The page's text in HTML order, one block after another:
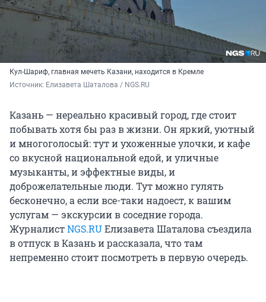
Кул-Шариф, главная мечеть Казани, находится в Кремле
Источник: Елизавета Шаталова / NGS.RU
Казань — нереально красивый город, где стоит
побывать хотя бы раз в жизни. Он яркий, уютный
и многоголосый: тут и ухоженные улочки, и кафе
со вкусной национальной едой, и уличные
музыканты, и эффектные виды, и
доброжелательные люди. Тут можно гулять
бесконечно, а если все-таки надоест, к вашим
услугам — экскурсии в соседние города.
ЖурналистNGS.RUЕлизавета Шаталова съездила
в отпуск в Казань и рассказала, что там
непременно стоит посмотреть в первую очередь.